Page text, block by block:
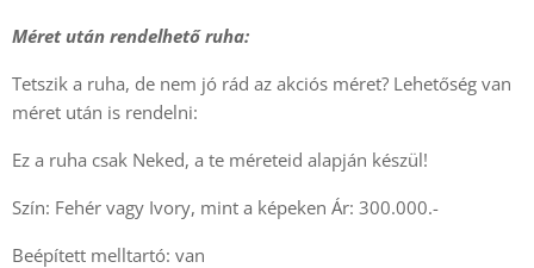
Méret után rendelhető ruha:
Tetszik a ruha, de nem jó rád az akciós méret? Lehetőség van
méret után is rendelni:
Ez a ruha csak Neked, a te méreteid alapján készül!
Szín: Fehér vagy Ivory, mint a képeken Ár: 300.000.-
Beépített melltartó: van